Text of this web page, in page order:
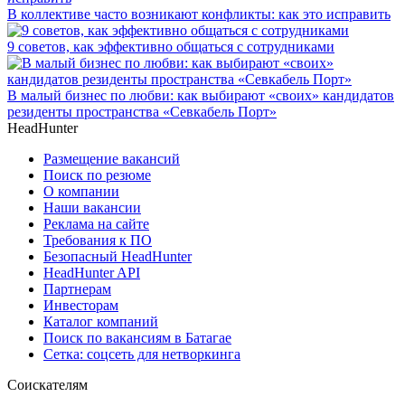
В коллективе часто возникают конфликты: как это исправить
9 советов, как эффективно общаться с сотрудниками
В малый бизнес по любви: как выбирают «своих» кандидатов
резиденты пространства «Севкабель Порт»
HeadHunter
Размещение вакансий
Поиск по резюме
О компании
Наши вакансии
Реклама на сайте
Требования к ПО
Безопасный HeadHunter
HeadHunter API
Партнерам
Инвесторам
Каталог компаний
Поиск по вакансиям в Батагае
Сетка: соцсеть для нетворкинга
Соискателям